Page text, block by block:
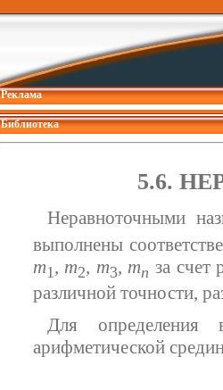
Реклама
Библиотека
5.6.
Неравноточными
выполнены
m1 , m2, m3, mn за счет
различной точности,
Для определения
арифметической